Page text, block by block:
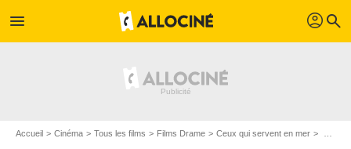
menu profil search
Accueil Cinéma Tous les films Films Drame Ceux qui servent en mer